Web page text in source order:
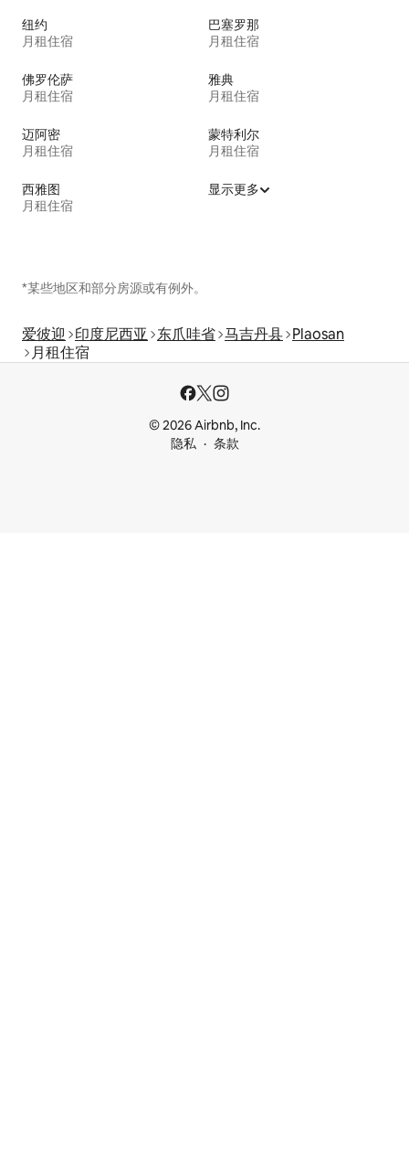
纽约
月租住宿
巴塞罗那
月租住宿
佛罗伦萨
月租住宿
雅典
月租住宿
迈阿密
月租住宿
蒙特利尔
月租住宿
西雅图
月租住宿
显示更多
*某些地区和部分房源或有例外。
爱彼迎 印度尼西亚 东爪哇省 马吉丹县 Plaosan
月租住宿
© 2026 Airbnb, Inc.
隐私
条款